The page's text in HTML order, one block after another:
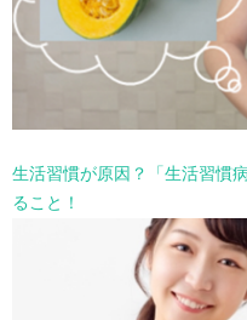
生活習慣が原因？「生活習慣
ること！